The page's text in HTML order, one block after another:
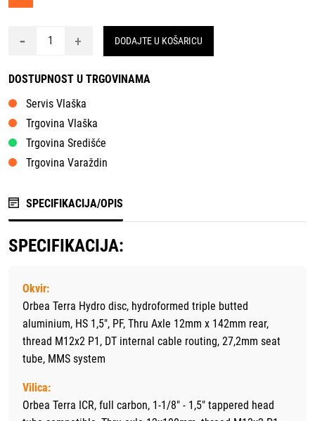
- + DODAJTE U KOŠARICU
DOSTUPNOST U TRGOVINAMA
Servis Vlaška
Trgovina Vlaška
Trgovina Središće
Trgovina Varaždin
SPECIFIKACIJA/OPIS
SPECIFIKACIJA:
Okvir:
Orbea Terra Hydro disc, hydroformed triple butted
aluminium, HS 1,5", PF, Thru Axle 12mm x 142mm rear,
thread M12x2 P1, DT internal cable routing, 27,2mm seat
tube, MMS system
Vilica:
Orbea Terra ICR, full carbon, 1-1/8" - 1,5" tappered head